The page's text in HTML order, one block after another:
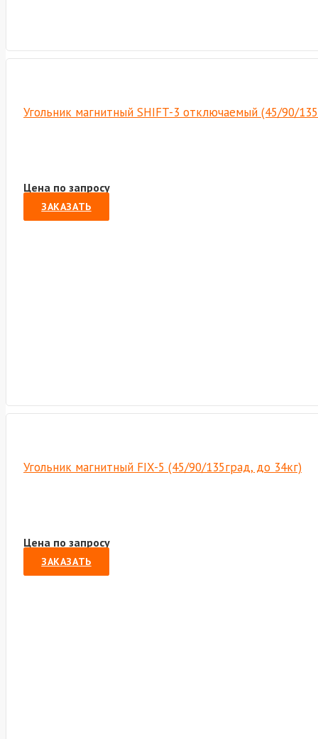
Угольник магнитный SHIFT-3 отключаемый (45/90/
Цена по запросу
ЗАКАЗАТЬ
Угольник магнитный FIX-5 (45/90/135град, до 34кг)
Цена по запросу
ЗАКАЗАТЬ